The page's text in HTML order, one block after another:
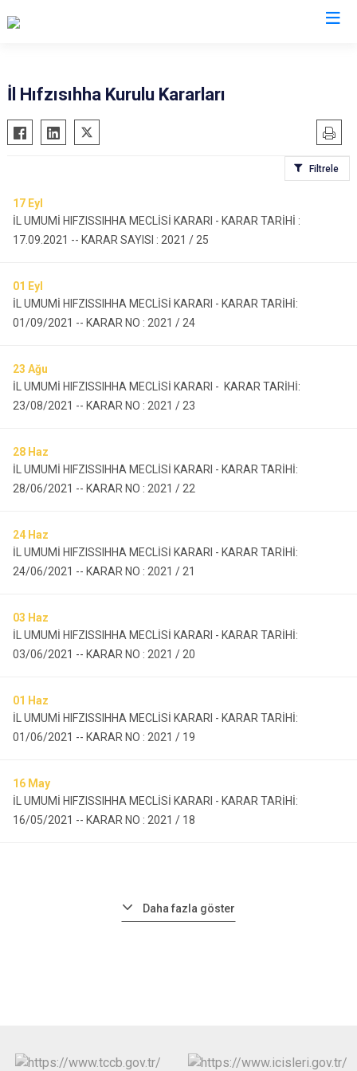
İl Hıfzısıhha Kurulu Kararları
Filtrele
17 Eyl
İL UMUMİ HIFZISSIHHA MECLİSİ KARARI - ​​​​KARAR TARİHİ :
17.09.2021 -- KARAR SAYISI : 2021 / 25
01 Eyl
İL UMUMİ HIFZISSIHHA MECLİSİ KARARI - KARAR TARİHİ:
01/09/2021 -- KARAR NO : 2021 / 24
23 Ağu
İL UMUMİ HIFZISSIHHA MECLİSİ KARARI - KARAR TARİHİ:
23/08/2021 -- KARAR NO : 2021 / 23
28 Haz
İL UMUMİ HIFZISSIHHA MECLİSİ KARARI - KARAR TARİHİ:
28/06/2021 -- KARAR NO : 2021 / 22
24 Haz
İL UMUMİ HIFZISSIHHA MECLİSİ KARARI - KARAR TARİHİ:
24/06/2021 -- KARAR NO : 2021 / 21
03 Haz
İL UMUMİ HIFZISSIHHA MECLİSİ KARARI - KARAR TARİHİ:
03/06/2021 -- KARAR NO : 2021 / 20
01 Haz
İL UMUMİ HIFZISSIHHA MECLİSİ KARARI - KARAR TARİHİ:
01/06/2021 -- KARAR NO : 2021 / 19
16 May
İL UMUMİ HIFZISSIHHA MECLİSİ KARARI - KARAR TARİHİ:
16/05/2021 -- KARAR NO : 2021 / 18
Daha fazla göster